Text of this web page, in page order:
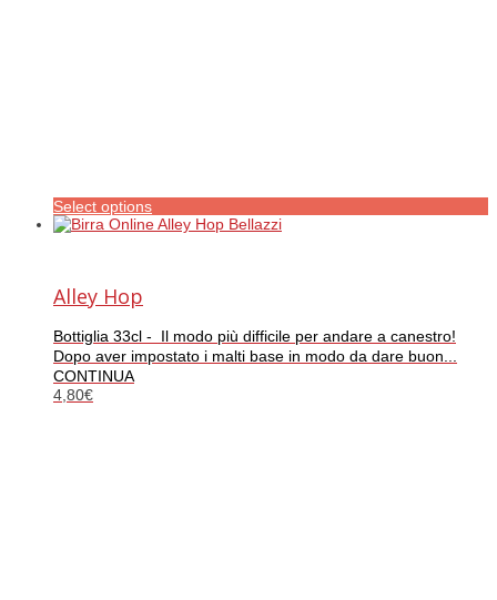
Select options
Alley Hop
Bottiglia 33cl - Il modo più difficile per andare a canestro!
Dopo aver impostato i malti base in modo da dare buon...
CONTINUA
4,80€